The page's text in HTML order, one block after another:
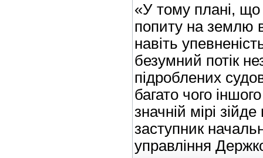
«У тому плані, що
попиту на землю
навіть
безумний потік
підроблених
багато чого
значній мірі
заступник
управління